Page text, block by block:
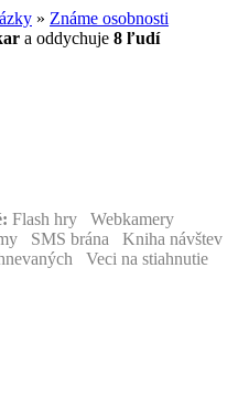
» Známe osobnosti
a oddychuje 8 ľudí
Flash hry Webkamery
SMS brána Kniha návštev
Veci na stiahnutie